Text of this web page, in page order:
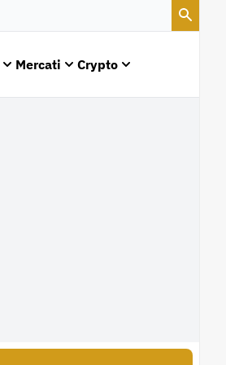
Mercati Crypto